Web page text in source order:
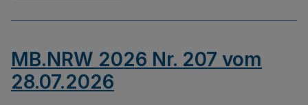
MB.NRW 2026 Nr. 207 vom
28.07.2026